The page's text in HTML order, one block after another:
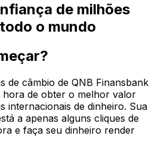
de milhões
o mundo
de câmbio de QNB Finansbank
hora de obter o melhor valor
internacionais de dinheiro. Sua
a apenas alguns cliques de
e faça seu dinheiro render